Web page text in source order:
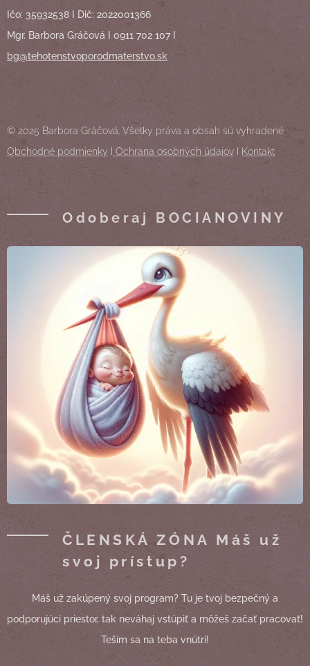
Ičo: 35932538 I Dič: 2022001366
Mgr. Barbora Gráčová I 0911 702 107 I
bg@tehotenstvoporodmaterstvo.sk
© 2025 Barbora Gráčová. Všetky práva a obsah sú vyhradené
Obchodné podmienky I Ochrana osobných údajov I Kontakt
Odoberaj BOCIANOVINY
ČLENSKÁ ZÓNA Máš už
svoj prístup?
Máš už zakúpený svoj program? Tu je tvoj bezpečný a
podporujúci priestor, tak neváhaj vstúpiť a môžeš začať pracovať!
Teším sa na teba vnútri!